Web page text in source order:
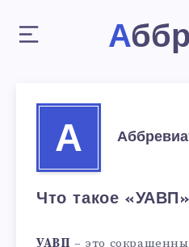
А
Что такое
УАВП – это